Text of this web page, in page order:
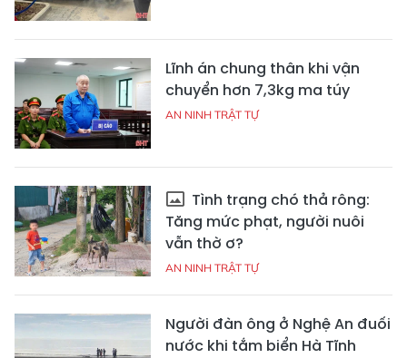
Lĩnh án chung thân khi vận
chuyển hơn 7,3kg ma túy
AN NINH TRẬT TỰ
Tình trạng chó thả rông:
Tăng mức phạt, người nuôi
vẫn thờ ơ?
AN NINH TRẬT TỰ
Người đàn ông ở Nghệ An đuối
nước khi tắm biển Hà Tĩnh